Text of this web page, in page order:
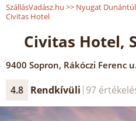
SzállásVadász.hu >> Nyugat Dunántúl
Civitas Hotel
Civitas Hotel,
9400 Sopron, Rákóczi Ferenc
4.8 Rendkívüli 97